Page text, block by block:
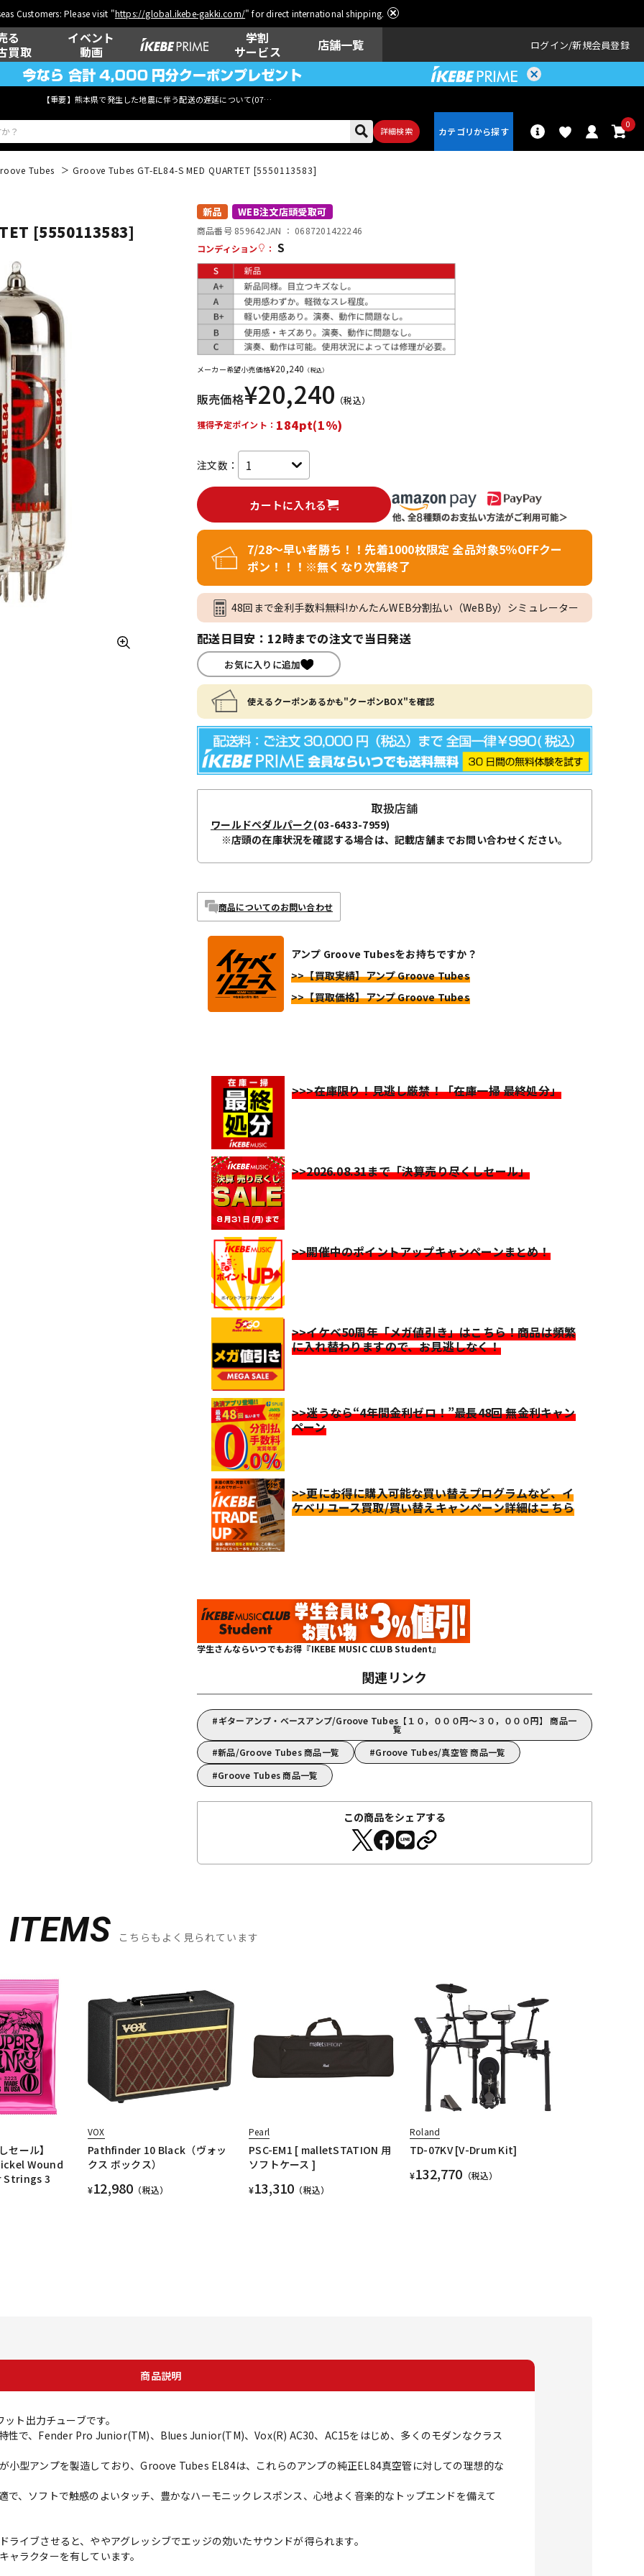
Customers: Please visit "https://global.ikebe-gakki.com/" for direct international shipping.
る
買取
イベント
動画
学割
サービス
店舗一覧 ログイン 新規会員登録
【重要】熊本県で発生した地震に伴う配送の遅延について(07月29日
詳細検索
0
ウクレレ
その他楽器
レコーディン
グ機器
配信/ライブ
機器
Tubes Groove Tubes GT-EL84-S MED QUARTET [5550113583]
[5550113583]
新品 WEB注文店頭受取可
商品番号 859642JAN ： 0687201422246
コンディション
： S
メーカー希望小売価格¥20,240 （税込）
販売価格¥20,240 （税込）
獲得予定ポイント： 184pt(1%)
注文数：
カートに入れる
7/28～早い者勝ち！！先着1000枚限定 全品対象5％OFFクー
ポン！！！※無くなり次第終了
48回まで金利手数料無料!かんたんWEB分割払い（WeBBy）シミュレーター
配送日目安：12時までの注文で当日発送
お気に入りに追加
使えるクーポンあるかも"クーポンBOX"を確認
取扱店舗
ワールドペダルパーク(03-6433-7959)
※店頭の在庫状況を確認する場合は、記載店舗までお問い合わせください。
商品についてのお問い合わせ
アンプ Groove Tubesをお持ちですか？
>>【買取実績】アンプ Groove Tubes
>>【買取価格】アンプ Groove Tubes
>>>在庫限り！見逃し厳禁！「在庫一掃 最終処分」
>>2026.08.31まで「決算売り尽くしセール」
>>開催中のポイントアップキャンペーンまとめ！
>>イケベ50周年「メガ値引き」はこちら！商品は頻繁
に入れ替わりますので、お見逃しなく！
>>迷うなら“4年間金利ゼロ！”最長48回 無金利キャン
ペーン
>>更にお得に購入可能な買い替えプログラムなど、イ
ケベリユース買取/買い替えキャンペーン詳細はこちら
学生さんならいつでもお得『IKEBE MUSIC CLUB Student』
関連リンク
ギターアンプ・ベースアンプ/Groove Tubes【１０，０００円～３０，０００円】 商品一
覧
新品/Groove Tubes 商品一覧
Groove Tubes/真空管 商品一覧
Groove Tubes 商品一覧
この商品をシェアする
ITEMS こちらもよく見られています
セール】
Wound
Strings 3
VOX
Pathfinder 10 Black（ヴォッ
クス ボックス）
¥12,980 （税込）
Pearl
PSC-EM1 [ malletSTATION 用
ソフトケース ]
¥13,310 （税込）
Roland
TD-07KV [V-Drum Kit]
¥132,770 （税込）
商品説明
ト出力チューブです。
性で、Fender Pro Junior(TM)、Blues Junior(TM)、Vox(R) AC30、AC15をはじめ、多くのモダンなクラス
小型アンプを製造しており、Groove Tubes EL84は、これらのアンプの純正EL84真空管に対しての理想的な
で、ソフトで触感のよいタッチ、豊かなハーモニックレスポンス、心地よく音楽的なトップエンドを備えて
ライブさせると、ややアグレッシブでエッジの効いたサウンドが得られます。
ラクターを有しています。